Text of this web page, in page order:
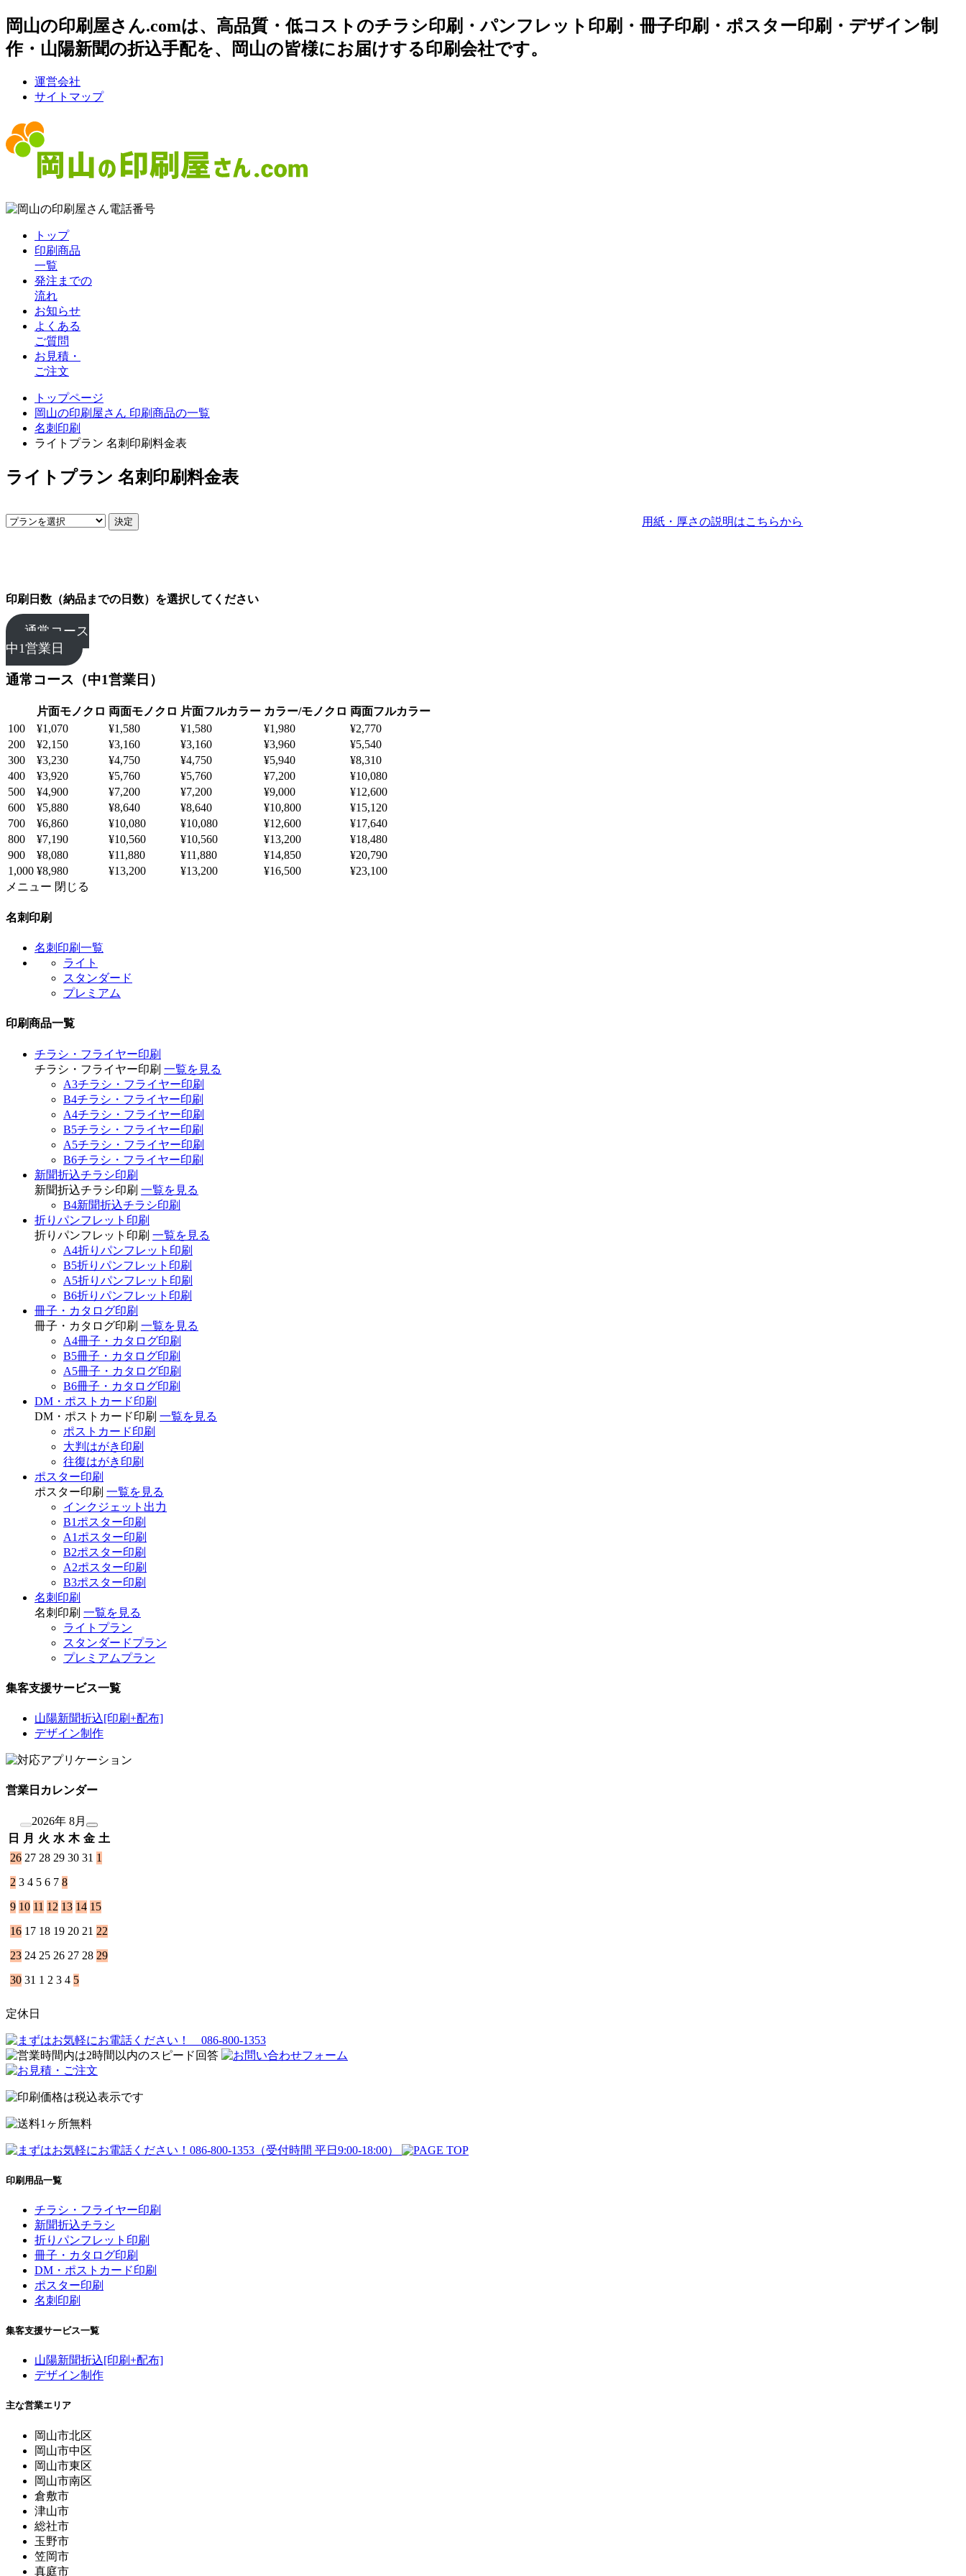
岡山の印刷屋さん.comは、高品質・低コストのチラシ印刷・パンフレット印刷・冊子印刷・ポスター印刷・デザイン制
作・山陽新聞の折込手配を、岡山の皆様にお届けする印刷会社です。
運営会社
サイトマップ
トップ
印刷商品
一覧
発注までの
流れ
お知らせ
よくある
ご質問
お見積・
ご注文
トップページ
岡山の印刷屋さん 印刷商品の一覧
名刺印刷
ライトプラン 名刺印刷料金表
ライトプラン 名刺印刷料金表
用紙・厚さの説明はこちらから
印刷日数（納品までの日数）を選択してください
通常コース
中1営業日
通常コース（中1営業日）
片面モノクロ 両面モノクロ 片面フルカラー カラー/モノクロ 両面フルカラー
100
¥1,070 ¥1,580 ¥1,580 ¥1,980
¥2,770
200
¥2,150 ¥3,160 ¥3,160 ¥3,960
¥5,540
300
¥3,230 ¥4,750 ¥4,750 ¥5,940
¥8,310
400
¥3,920 ¥5,760 ¥5,760 ¥7,200
¥10,080
500
¥4,900 ¥7,200 ¥7,200 ¥9,000
¥12,600
600
¥5,880 ¥8,640 ¥8,640 ¥10,800
¥15,120
700
¥6,860 ¥10,080 ¥10,080 ¥12,600
¥17,640
800
¥7,190 ¥10,560 ¥10,560 ¥13,200
¥18,480
900
¥8,080 ¥11,880 ¥11,880 ¥14,850
¥20,790
1,000 ¥8,980 ¥13,200 ¥13,200 ¥16,500
¥23,100
メニュー 閉じる
名刺印刷
名刺印刷一覧
ライト
スタンダード
プレミアム
印刷商品一覧
チラシ・フライヤー印刷
チラシ・フライヤー印刷 一覧を見る
A3チラシ・フライヤー印刷
B4チラシ・フライヤー印刷
A4チラシ・フライヤー印刷
B5チラシ・フライヤー印刷
A5チラシ・フライヤー印刷
B6チラシ・フライヤー印刷
新聞折込チラシ印刷
新聞折込チラシ印刷 一覧を見る
B4新聞折込チラシ印刷
折りパンフレット印刷
折りパンフレット印刷 一覧を見る
A4折りパンフレット印刷
B5折りパンフレット印刷
A5折りパンフレット印刷
B6折りパンフレット印刷
冊子・カタログ印刷
冊子・カタログ印刷 一覧を見る
A4冊子・カタログ印刷
B5冊子・カタログ印刷
A5冊子・カタログ印刷
B6冊子・カタログ印刷
DM・ポストカード印刷
DM・ポストカード印刷 一覧を見る
ポストカード印刷
大判はがき印刷
往復はがき印刷
ポスター印刷
ポスター印刷 一覧を見る
インクジェット出力
B1ポスター印刷
A1ポスター印刷
B2ポスター印刷
A2ポスター印刷
B3ポスター印刷
名刺印刷
名刺印刷 一覧を見る
ライトプラン
スタンダードプラン
プレミアムプラン
集客支援サービス一覧
山陽新聞折込[印刷+配布]
デザイン制作
営業日カレンダー
2026年 8月
日
月 火 水 木 金 土
26 27 28 29 30 31 1
2 3 4 5 6 7 8
9 10 11 12 13 14 15
16 17 18 19 20 21 22
23 24 25 26 27 28 29
30 31 1 2 3 4 5
定休日
印刷用品一覧
チラシ・フライヤー印刷
新聞折込チラシ
折りパンフレット印刷
冊子・カタログ印刷
DM・ポストカード印刷
ポスター印刷
名刺印刷
集客支援サービス一覧
山陽新聞折込[印刷+配布]
デザイン制作
主な営業エリア
岡山市北区
岡山市中区
岡山市東区
岡山市南区
倉敷市
津山市
総社市
玉野市
笠岡市
真庭市